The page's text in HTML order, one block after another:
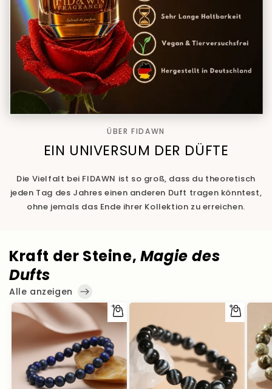
ÜBER FIDAWN
EIN UNIVERSUM DER DÜFTE
Die Vielfalt bei FIDAWN ist so groß, dass du theoretisch
jeden Tag des Jahres einen anderen Duft tragen könntest,
ohne jemals das Ende ihrer Kollektion zu erreichen.
Kraft der Steine, Magie des
Dufts
Alle anzeigen
Optionen
auswählen
Optionen
auswählen